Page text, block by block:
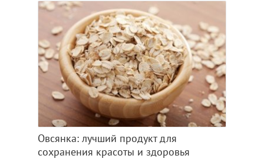
Овсянка: лучший продукт для
сохранения красоты и здоровья